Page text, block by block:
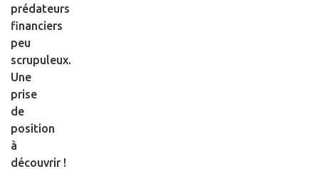
prédateurs
financiers
peu
scrupuleux.
Une
prise
de
position
à
découvrir !